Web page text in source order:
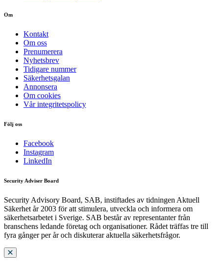
Om
Kontakt
Om oss
Prenumerera
Nyhetsbrev
Tidigare nummer
Säkerhetsgalan
Annonsera
Om cookies
Vår integritetspolicy
Följ oss
Facebook
Instagram
LinkedIn
Security Adviser Board
Security Advisory Board, SAB, instiftades av tidningen Aktuell
Säkerhet år 2003 för att stimulera, utveckla och informera om
säkerhetsarbetet i Sverige. SAB består av representanter från
branschens ledande företag och organisationer. Rådet träffas tre till
fyra gånger per år och diskuterar aktuella säkerhetsfrågor.